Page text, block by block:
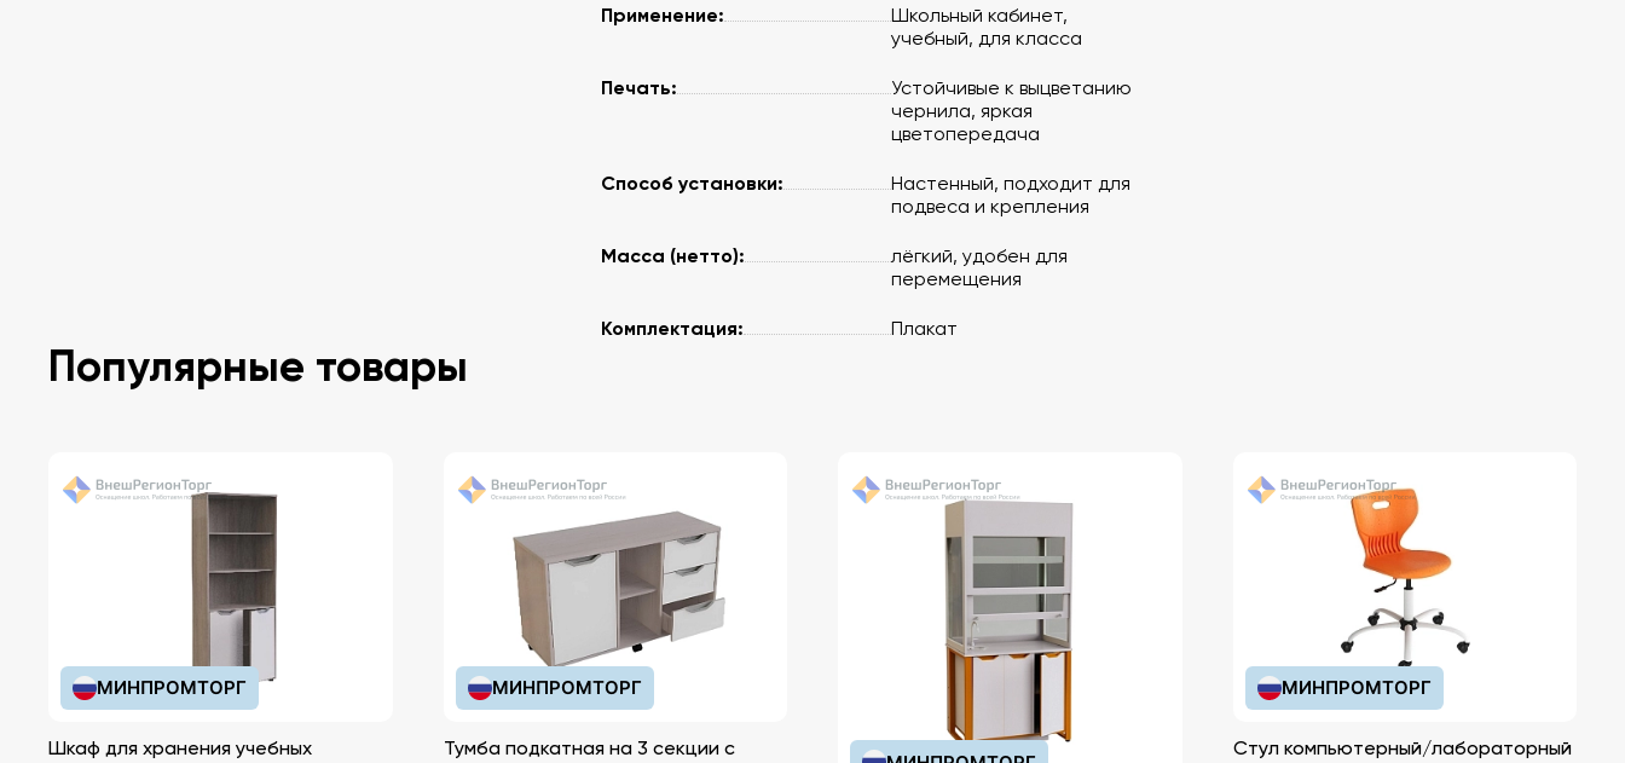
Применение:
Школьный кабинет,
учебный, для класса
Печать:
Устойчивые к выцветанию
чернила, яркая
цветопередача
Способ установки:
Настенный, подходит для
подвеса и крепления
Масса (нетто):
лёгкий, удобен для
перемещения
Комплектация: Плакат
Популярные товары
МИНПРОМТОРГ
Шкаф для хранения учебных
МИНПРОМТОРГ
Тумба подкатная на 3 секции с
МИНПРОМТОРГ
Стул компьютерный/лабораторный